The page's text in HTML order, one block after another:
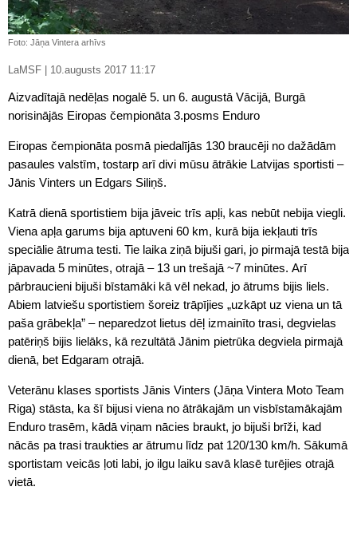
Foto: Jāņa Vintera arhīvs
LaMSF | 10.augusts 2017 11:17
Aizvadītajā nedēļas nogalē 5. un 6. augustā Vācijā, Burgā
norisinājās Eiropas čempionāta 3.posms Enduro
Eiropas čempionāta posmā piedalījās 130 braucēji no dažādām
pasaules valstīm, tostarp arī divi mūsu ātrākie Latvijas sportisti –
Jānis Vinters un Edgars Siliņš.
Katrā dienā sportistiem bija jāveic trīs apļi, kas nebūt nebija viegli.
Viena apļa garums bija aptuveni 60 km, kurā bija iekļauti trīs
speciālie ātruma testi. Tie laika ziņā bijuši gari, jo pirmajā testā bija
jāpavada 5 minūtes, otrajā – 13 un trešajā ~7 minūtes. Arī
pārbraucieni bijuši bīstamāki kā vēl nekad, jo ātrums bijis liels.
Abiem latviešu sportistiem šoreiz trāpījies „uzkāpt uz viena un tā
paša grābekļa” – neparedzot lietus dēļ izmainīto trasi, degvielas
patēriņš bijis lielāks, kā rezultātā Jānim pietrūka degviela pirmajā
dienā, bet Edgaram otrajā.
Veterānu klases sportists Jānis Vinters (Jāņa Vintera Moto Team
Riga) stāsta, ka šī bijusi viena no ātrākajām un visbīstamākajām
Enduro trasēm, kādā viņam nācies braukt, jo bijuši brīži, kad
nācās pa trasi traukties ar ātrumu līdz pat 120/130 km/h. Sākumā
sportistam veicās ļoti labi, jo ilgu laiku savā klasē turējies otrajā
vietā.